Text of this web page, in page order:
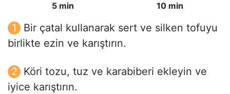
5 min
10 min
Bir çatal kullanarak sert ve silken tofuyu
birlikte ezin ve karıştırın.
Köri tozu, tuz ve karabiberi ekleyin ve
iyice karıştırın.